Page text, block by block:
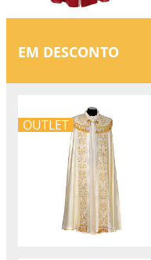
EM DESCONTO
OUTLET